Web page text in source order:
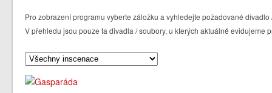
Pro zobrazení programu vyberte záložku a vyhledejte požadované
V přehledu jsou pouze ta divadla / soubory, u kterých aktuálně evidujeme